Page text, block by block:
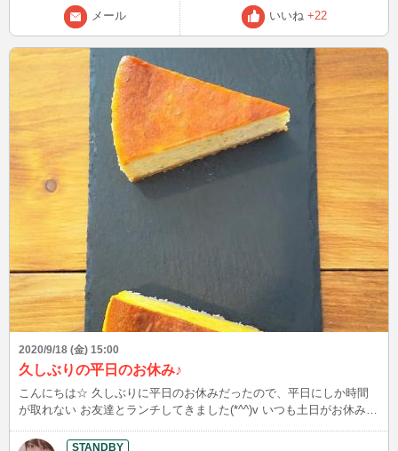
メール いいね +22
2020/9/18 (金) 15:00
久しぶりの平日のお休み♪
こんにちは☆ 久しぶりに平日のお休みだったので、平日にしか時間
が取れない お友達とランチしてきました(*^^)v いつも土日がお休みな
やすいですね！ 電車もガラガラでゆったりとした気持ちになれまし